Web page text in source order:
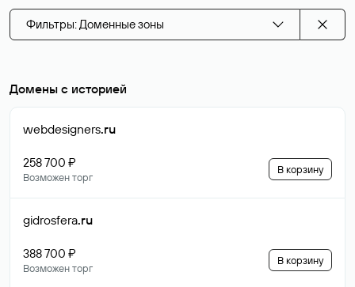
Фильтры: Доменные зоны
Домены с историей
webdesigners.ru
258 700 ₽
Возможен торг
В корзину
gidrosfera.ru
388 700 ₽
Возможен торг
В корзину